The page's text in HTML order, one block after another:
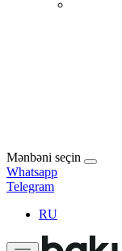
Mənbəni seçin
Whatsapp
Telegram
RU